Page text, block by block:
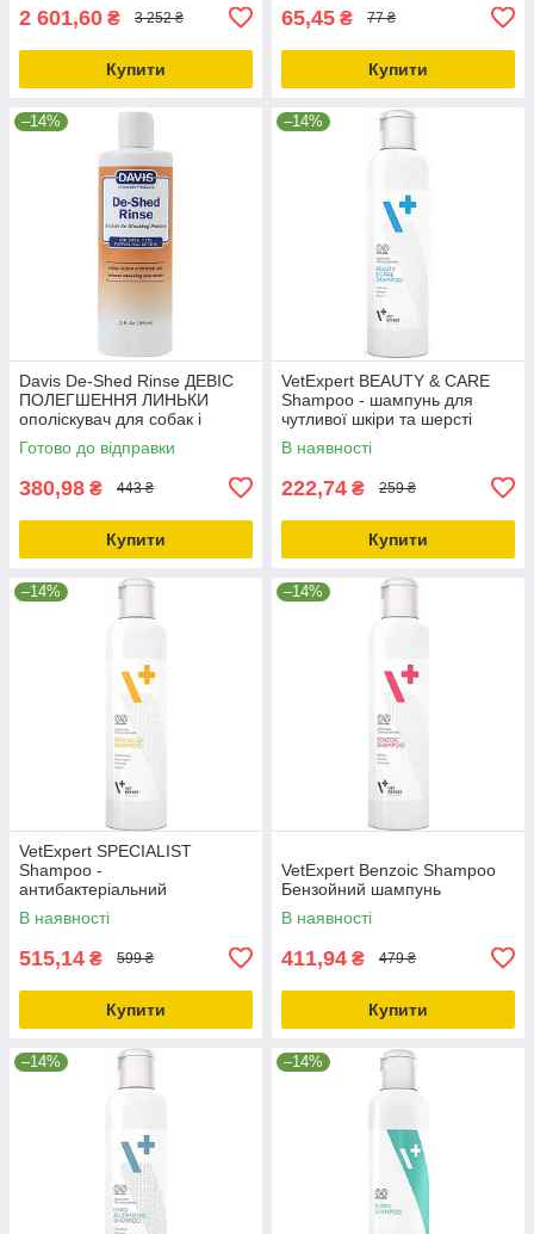
2 601,60 ₴ 3 252 ₴
Купити
65,45 ₴ 77 ₴
Купити
–14%
Davis De-Shed Rinse ДЕВІС
ПОЛЕГШЕННЯ ЛИНЬКИ
ополіскувач для собак і
котівконцентрат 0.355л
Готово до відправки
380,98 ₴ 443 ₴
Купити
–14%
VetExpert BEAUTY & CARE
Shampoo - шампунь для
чутливої шкіри та шерсті
собак та котів
В наявності
222,74 ₴ 259 ₴
Купити
–14%
VetExpert SPECIALIST
Shampoo -
антибактеріальний
протигрибковий шампунь для
собак та котів
В наявності
515,14 ₴ 599 ₴
Купити
–14%
VetExpert Benzoic Shampoo
Бензойний шампунь
В наявності
411,94 ₴ 479 ₴
Купити
–14% –14%